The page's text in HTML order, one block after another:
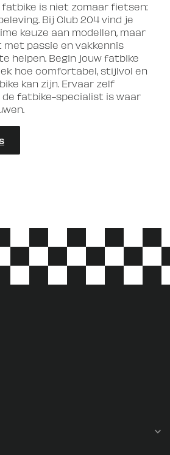
is niet zomaar fietsen:
Bij Club 204 vind je
keuze aan modellen, maar
passie en vakkennis
helpen. Begin jouw fatbike
hoe comfortabel, stijlvol en
kan zijn. Ervaar zelf
de fatbike-specialist is waar